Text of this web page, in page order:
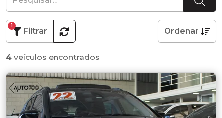
Filtrar
1
Ordenar
4 veículos encontrados